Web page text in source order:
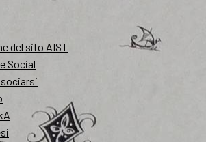
del sito AIST
Social